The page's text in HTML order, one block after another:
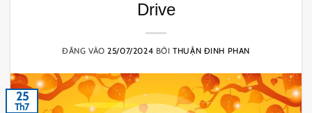
Drive
ĐĂNG VÀO25/07/2024 BỞITHUẬN ĐINH PHAN
25
Th7